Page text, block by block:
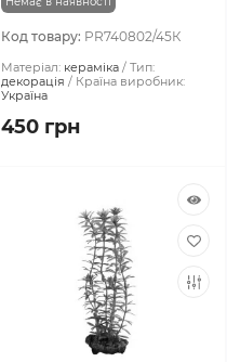
Код товару: PR740802/45К
Матеріал: кераміка
Тип:
декорація
Країна виробник:
Україна
450 грн